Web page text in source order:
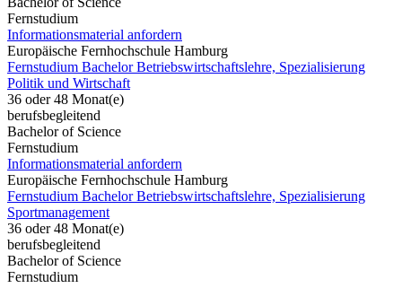
Fernstudium
Informationsmaterial anfordern
Europäische Fernhochschule Hamburg
Fernstudium Bachelor Betriebswirtschaftslehre, Spezialisierung
Politik und Wirtschaft
36 oder 48 Monat(e)
berufsbegleitend
Bachelor of Science
Fernstudium
Informationsmaterial anfordern
Europäische Fernhochschule Hamburg
Fernstudium Bachelor Betriebswirtschaftslehre, Spezialisierung
Sportmanagement
36 oder 48 Monat(e)
berufsbegleitend
Bachelor of Science
Fernstudium